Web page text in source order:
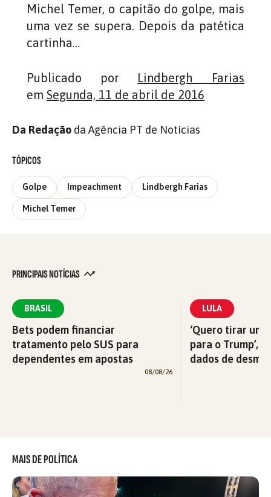
Michel Temer, o capitão do golpe, mais
uma vez se supera. Depois da patética
cartinha…
Publicado por Lindbergh Farias
em Segunda, 11 de abril de 2016
Da Redação da Agência PT de Notícias
TÓPICOS
Golpe Impeachment Lindbergh Farias
Michel Temer
PRINCIPAIS NOTÍCIAS
BRASIL
Bets podem financiar
tratamento pelo SUS para
dependentes em apostas
08/08/26
LULA
‘Quero tirar
para o Trump’,
dados de
MAIS DE POLÍTICA